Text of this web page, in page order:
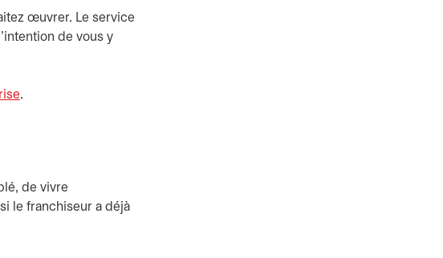
œuvrer. Le service
de vous y
.
de vivre
le franchiseur a déjà